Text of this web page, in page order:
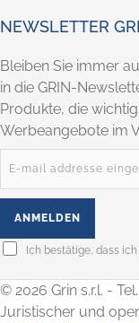
NEWSLETTER
Bleiben Sie immer
in die GRIN-
Produkte, die
Werbeangebote im
Ich bestätige, dass
© 2026 Grin s.r.l. - Tel.
Juristischer und